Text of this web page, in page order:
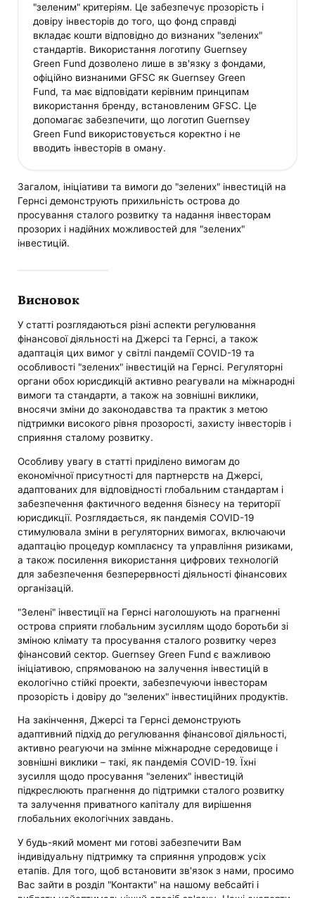
"зеленим" критеріям. Це забезпечує прозорість і
довіру інвесторів до того, що фонд справді
вкладає кошти відповідно до визнаних "зелених"
стандартів. Використання логотипу Guernsey
Green Fund дозволено лише в зв'язку з фондами,
офіційно визнаними GFSC як Guernsey Green
Fund, та має відповідати керівним принципам
використання бренду, встановленим GFSC. Це
допомагає забезпечити, що логотип Guernsey
Green Fund використовується коректно і не
вводить інвесторів в оману.
Загалом, ініціативи та вимоги до "зелених" інвестицій на
Гернсі демонструють прихильність острова до
просування сталого розвитку та надання інвесторам
прозорих і надійних можливостей для "зелених"
інвестицій.
Висновок
У статті розглядаються різні аспекти регулювання
фінансової діяльності на Джерсі та Гернсі, а також
адаптація цих вимог у світлі пандемії COVID-19 та
особливості "зелених" інвестицій на Гернсі. Регуляторні
органи обох юрисдикцій активно реагували на міжнародні
вимоги та стандарти, а також на зовнішні виклики,
вносячи зміни до законодавства та практик з метою
підтримки високого рівня прозорості, захисту інвесторів і
сприяння сталому розвитку.
Особливу увагу в статті приділено вимогам до
економічної присутності для партнерств на Джерсі,
адаптованих для відповідності глобальним стандартам і
забезпечення фактичного ведення бізнесу на території
юрисдикції. Розглядається, як пандемія COVID-19
стимулювала зміни в регуляторних вимогах, включаючи
адаптацію процедур комплаєнсу та управління ризиками,
а також посилення використання цифрових технологій
для забезпечення безперервності діяльності фінансових
організацій.
"Зелені" інвестиції на Гернсі наголошують на прагненні
острова сприяти глобальним зусиллям щодо боротьби зі
зміною клімату та просування сталого розвитку через
фінансовий сектор. Guernsey Green Fund є важливою
ініціативою, спрямованою на залучення інвестицій в
екологічно стійкі проекти, забезпечуючи інвесторам
прозорість і довіру до "зелених" інвестиційних продуктів.
На закінчення, Джерсі та Гернсі демонструють
адаптивний підхід до регулювання фінансової діяльності,
активно реагуючи на змінне міжнародне середовище і
зовнішні виклики – такі, як пандемія COVID-19. Їхні
зусилля щодо просування "зелених" інвестицій
підкреслюють прагнення до підтримки сталого розвитку
та залучення приватного капіталу для вирішення
глобальних екологічних завдань.
У будь-який момент ми готові забезпечити Вам
індивідуальну підтримку та сприяння упродовж усіх
етапів. Для того, щоб встановити зв'язок з нами, просимо
Вас зайти в розділ "Контакти" на нашому вебсайті і